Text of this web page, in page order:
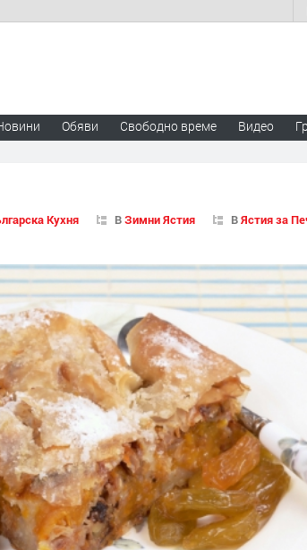
Обяви Свободно време Видео
Кухня ВЗимни Ястия ВЯстия за